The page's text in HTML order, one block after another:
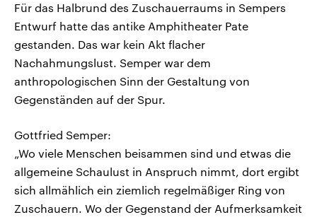
Für das Halbrund des Zuschauerraums in Sempers
Entwurf hatte das antike Amphitheater Pate
gestanden. Das war kein Akt flacher
Nachahmungslust. Semper war dem
anthropologischen Sinn der Gestaltung von
Gegenständen auf der Spur.
Gottfried Semper:
„Wo viele Menschen beisammen sind und etwas die
allgemeine Schaulust in Anspruch nimmt, dort ergibt
sich allmählich ein ziemlich regelmäßiger Ring von
Zuschauern. Wo der Gegenstand der Aufmerksamkeit